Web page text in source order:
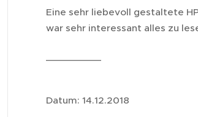
Eine sehr liebevoll gestaltete
war sehr interessant alles zu
Datum: 14.12.2018